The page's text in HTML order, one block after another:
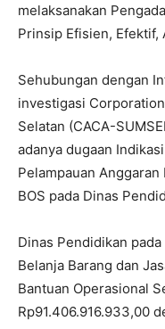
melaksanakan
Prinsip Efisien, Efektif,
Sehubungan dengan
investigasi
Selatan (CACA-
adanya dugaan
Pelampauan Anggaran
BOS pada Dinas
Dinas Pendidikan
Belanja Barang dan
Bantuan Operasional
Rp91.406.916.933,00